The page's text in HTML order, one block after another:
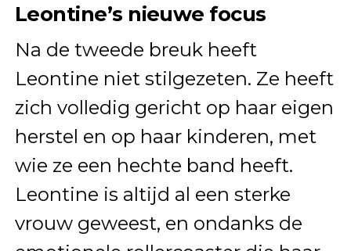
Leontine’s nieuwe focus
Na de tweede breuk heeft
Leontine niet stilgezeten. Ze heeft
zich volledig gericht op haar eigen
herstel en op haar kinderen, met
wie ze een hechte band heeft.
Leontine is altijd al een sterke
vrouw geweest, en ondanks de